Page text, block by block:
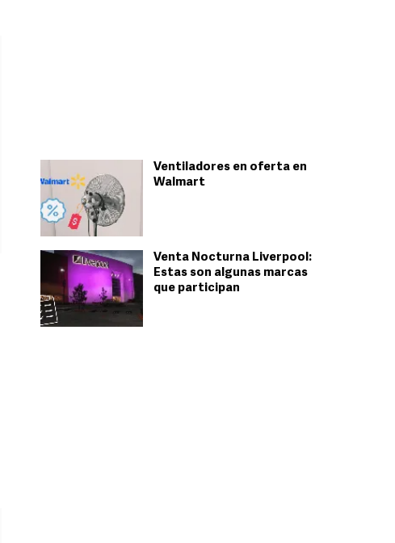
Ventiladores en oferta en
Walmart
Venta Nocturna Liverpool:
Estas son algunas marcas
que participan